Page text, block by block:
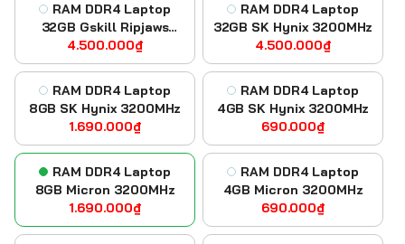
RAM DDR4 Laptop
32GB Gskill Ripjaws
3200
4.500.000₫
RAM DDR4 Laptop
32GB SK Hynix 3200MHz
4.500.000₫
RAM DDR4 Laptop
8GB SK Hynix 3200MHz
1.690.000₫
RAM DDR4 Laptop
4GB SK Hynix 3200MHz
690.000₫
RAM DDR4 Laptop
8GB Micron 3200MHz
1.690.000₫
RAM DDR4 Laptop
4GB Micron 3200MHz
690.000₫